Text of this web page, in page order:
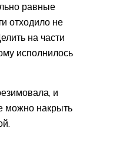
равные
отходило не
на части
исполнилось
и
можно накрыть